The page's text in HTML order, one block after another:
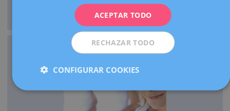
ACEPTAR TODO
RECHAZAR TODO
CONFIGURAR COOKIES